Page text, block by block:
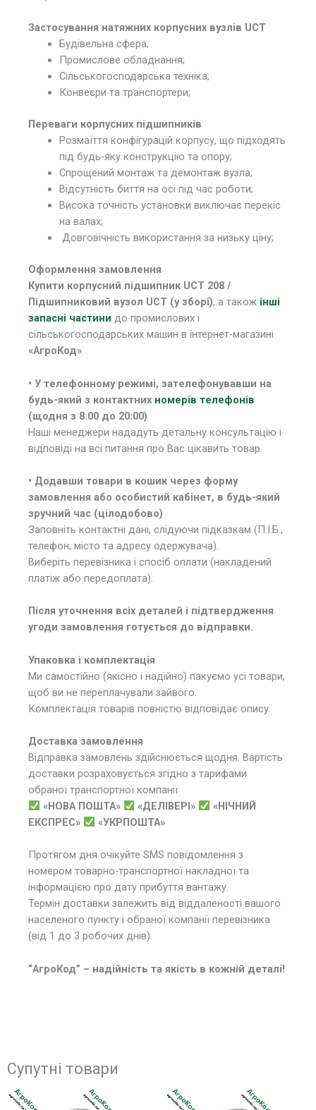
Застосування натяжних корпусних вузлів UCT
Будівельна сфера;
Промислове обладнання;
Сільськогосподарська техніка;
Конвеєри та транспортери;
Переваги корпусних підшипників
Розмаїття конфігурацій корпусу, що підходять
під будь-яку конструкцію та опору;
Спрощений монтаж та демонтаж вузла;
Відсутність биття на осі під час роботи;
Висока точність установки виключає перекіс
на валах;
Довговічність використання за низьку ціну;
Оформлення замовлення
Купити корпусний підшипник UCT 208 /
Підшипниковий вузол UCT (у зборі), а також інші
запасні частини до промислових і
сільськогосподарських машин в інтернет-магазині
«АгроКод».
• У телефонному режимі, зателефонувавши на
будь-який з контактних номерів телефонів
(щодня з 8:00 до 20:00)
Наші менеджери нададуть детальну консультацію і
відповіді на всі питання про Вас цікавить товар.
• Додавши товари в кошик через форму
замовлення або особистий кабінет, в будь-який
зручний час (цілодобово)
Заповніть контактні дані, слідуючи підказкам (П.І.Б.,
телефон, місто та адресу одержувача).
Виберіть перевізника і спосіб оплати (накладений
платіж або передоплата).
Після уточнення всіх деталей і підтвердження
угоди замовлення готується до відправки.
Упаковка і комплектація
Ми самостійно (якісно і надійно) пакуємо усі товари,
щоб ви не переплачували зайвого.
Комплектація товарів повністю відповідає опису.
Доставка замовлення
Відправка замовлень здійснюється щодня. Вартість
доставки розраховується згідно з тарифами
обраної транспортної компанії:
«НОВА ПОШТА»
«ДЕЛІВЕРІ»
«НІЧНИЙ
ЕКСПРЕС»
«УКРПОШТА»
Протягом дня очікуйте SMS повідомлення з
номером товарно-транспортної накладної та
інформацією про дату прибуття вантажу.
Термін доставки залежить від віддаленості вашого
населеного пункту і обраної компанії перевізника
(від 1 до 3 робочих днів).
“АгроКод” – надійність та якість в кожній деталі!
Супутні товари